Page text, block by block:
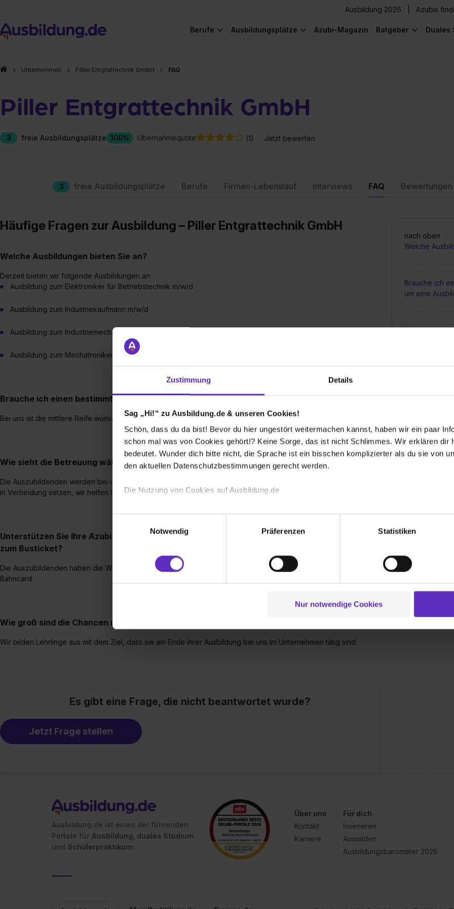
Zustimmung Details
Sag „Hi!“ zu Ausbildung.de & unseren Cookies!
Schön, dass du da bist! Bevor du hier ungestört weitermachen kannst, haben wir ein paar
schon mal was von Cookies gehört!? Keine Sorge, das ist nicht Schlimmes. Wir erklären dir
bedeutet. Wunder dich bitte nicht, die Sprache ist ein bisschen komplizierter als du sie von
den aktuellen Datenschutzbestimmungen gerecht werden.
Die Nutzung von Cookies auf Ausbildung.de
Wir verwenden Cookies zur technischen Funktion unserer Webseite („Notwendig“), um von
Webseite getroffenen Einstellungen zu speichern ( „Präferenzen“), die Zugriffe auf unsere
(„Statistiken“), um Informationen zu deiner Verwendung unserer Website an unsere Partner
Partner führen diese Informationen möglicherweise mit weiteren Daten zusammen, die du
zu. . In diesem Fall sowie bei der separaten Aktivierung von „Social Media und Marketing“
Verwendungszwecke zulassen, triff deine Auswahl über die Checkboxen und klick auf
jederzeit mit Wirkung für die Zukunft ganz oder teilweise über unsere Datenschutzerklärung
„Datenschutz-Einstellungen“ widerrufen. Weitere Informationen zu den einzelnen Cookies
„Details zeigen“. Weitere Informationen:
Notwendig
Präferenzen Statistiken
Nur notwendige Cookies
Ausbildung 2026 Azubis
Berufe Ausbildungsplätze Azubi-Magazin Ratgeber Duales
Unternehmen Piller Entgrattechnik GmbH FAQ
Piller Entgrattechnik GmbH
3 freie Ausbildungsplätze 100% Übernahmequote (1) Jetzt bewerten
3 freie Ausbildungsplätze Berufe Firmen-Lebenslauf Interviews FAQ Bewertungen
nach oben
Welche
Brauche ich
um eine
Wie sieht die
Ausbildung in
Unterstützen
Busticket?
Wie groß sind
Ausbildung
Häufige Fragen zur Ausbildung – Piller Entgrattechnik GmbH
Welche Ausbildungen bieten Sie an?
Derzeit bieten wir folgende Ausbildungen an:
Ausbildung zum Elektroniker für Betriebstechnik m/w/d
Ausbildung zum Industriekaufmann m/w/d
Ausbildung zum Industriemechaniker Fachrichtung Produktionstechnik m/w/d
Ausbildung zum Mechatroniker m/w/d
Brauche ich einen bestimmten Schulabschluss, um eine Ausbildung bei Ihnen zu machen?
Bei uns ist die mittlere Reife wünschenswert.
Wie sieht die Betreuung während einer Ausbildung in Ihrem Betrieb aus?
Die Auszubildenden werden bei uns immer betreut, wenn Sie ein Anliegen haben, können Sie sich gerne mit uns
in Verbindung setzen, wir helfen Ihnen gerne weiter.
Unterstützen Sie Ihre Azubis mit irgendwelchen Sonderleistungen wie z.B. einem Zuschuss
zum Busticket?
Die Auszubildenden haben die Wahl zwischen einer monatlichen Tankkarte im Wert von 49 € oder einer
Bahncard.
Wie groß sind die Chancen nach fertiger Ausbildung bei Ihnen übernommen zu werden?
Wir bilden Lehrlinge aus mit dem Ziel, dass sie am Ende ihrer Ausbildung bei uns im Unternehmen tätig sind.
Es gibt eine Frage, die nicht beantwortet wurde?
Jetzt Frage stellen
Ausbildung.de ist eines der führenden
Portale für Ausbildung, duales Studium
und Schülerpraktikum.
Über uns
Kontakt
Karriere
Für dich
Inserieren
Anmelden
Ausbildungsbarometer 2026